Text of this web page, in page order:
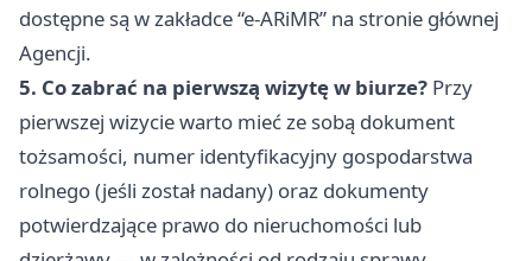
dostępne są w zakładce “e-ARiMR” na stronie głównej
Agencji.
5. Co zabrać na pierwszą wizytę w biurze? Przy
pierwszej wizycie warto mieć ze sobą dokument
tożsamości, numer identyfikacyjny gospodarstwa
rolnego (jeśli został nadany) oraz dokumenty
potwierdzające prawo do nieruchomości lub